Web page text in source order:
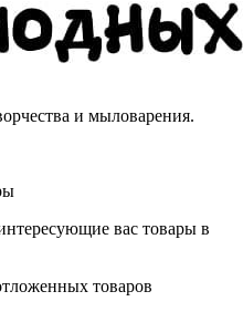
и мыловарения.
вас товары в
товаров